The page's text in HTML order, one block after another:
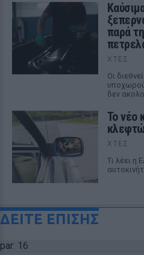
παρά
ΧΤΕΣ
Οι
δεν
Το νέο
ΧΤΕΣ
Tι λέει η
ΔΕΙΤΕ ΕΠΙΣΗΣ
par: 16